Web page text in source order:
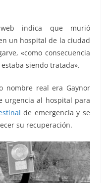
indica que murió
un hospital de la ciudad
«como consecuencia
siendo tratada».
nombre real era Gaynor
urgencia al hospital para
de emergencia y se
su recuperación.